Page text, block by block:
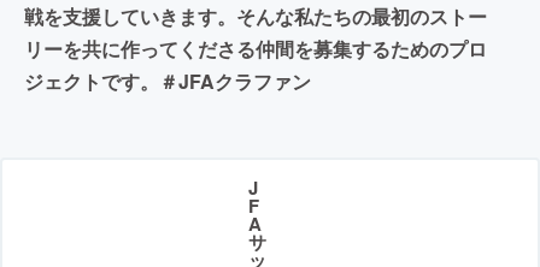
戦を支援していきます。そんな私たちの最初のストー
リーを共に作ってくださる仲間を募集するためのプロ
ジェクトです。＃JFAクラファン
J
F
A
サ
ッ